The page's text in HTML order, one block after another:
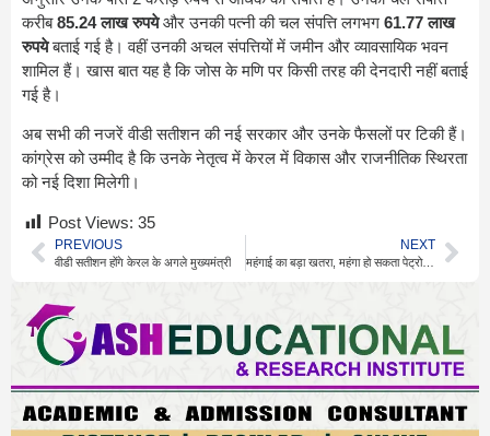
करीब85.24 लाख रुपयेऔर उनकी पत्नी की चल संपत्ति लगभग 61.77 लाख
रुपयेबताई गई है। वहीं उनकी अचल संपत्तियों में जमीन और व्यावसायिक भवन
शामिल हैं। खास बात यह है कि जोस के मणि पर किसी तरह की देनदारी नहीं बताई
गई है।
अब सभी की नजरें वीडी सतीशन की नई सरकार और उनके फैसलों पर टिकी हैं।
कांग्रेस को उम्मीद है कि उनके नेतृत्व में केरल में विकास और राजनीतिक स्थिरता
को नई दिशा मिलेगी।
Post Views: 35
PREVIOUS
वीडी सतीशन होंगे केरल के अगले मुख्यमंत्री
NEXT
महंगाई का बड़ा खतरा, महंगा हो सकता पेट्रोल-डीजल